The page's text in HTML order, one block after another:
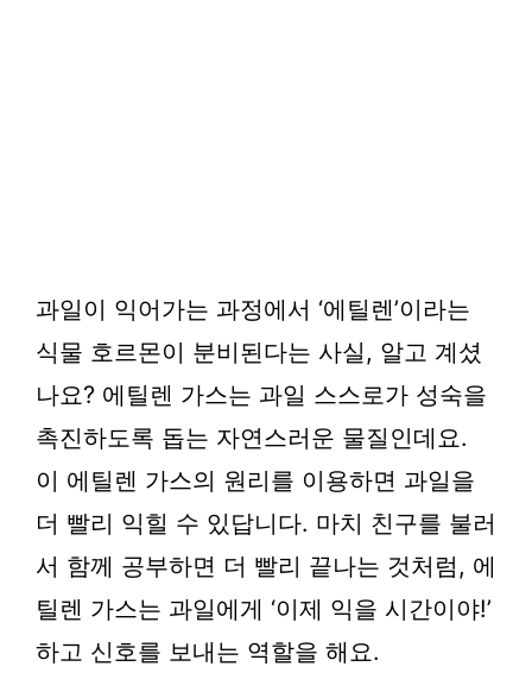
과일이 익어가는 과정에서 ‘에틸렌’이라는
식물 호르몬이 분비된다는 사실, 알고 계셨
나요? 에틸렌 가스는 과일 스스로가 성숙을
촉진하도록 돕는 자연스러운 물질인데요.
이 에틸렌 가스의 원리를 이용하면 과일을
더 빨리 익힐 수 있답니다. 마치 친구를 불러
서 함께 공부하면 더 빨리 끝나는 것처럼, 에
틸렌 가스는 과일에게 ‘이제 익을 시간이야!’
하고 신호를 보내는 역할을 해요.